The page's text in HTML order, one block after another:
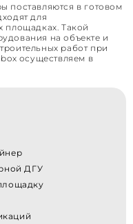
поставляются в готовом
для
площадках. Такой
на объекте и
работ при
осуществляем в
ДГУ